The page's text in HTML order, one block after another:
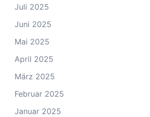
Juli 2025
Juni 2025
Mai 2025
April 2025
März 2025
Februar 2025
Januar 2025